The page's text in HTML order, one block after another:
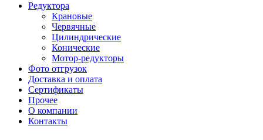
Редуктора
Крановые
Червячные
Цилиндрические
Конические
Мотор-редукторы
Фото отгрузок
Доставка и оплата
Сертификаты
Прочее
О компании
Контакты